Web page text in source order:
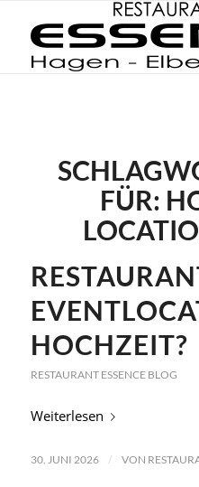
FÜR:
HOCHZEIT?
RESTAURANT ESSENCE BLOG
Weiterlesen
30. JUNI 2026 / VON